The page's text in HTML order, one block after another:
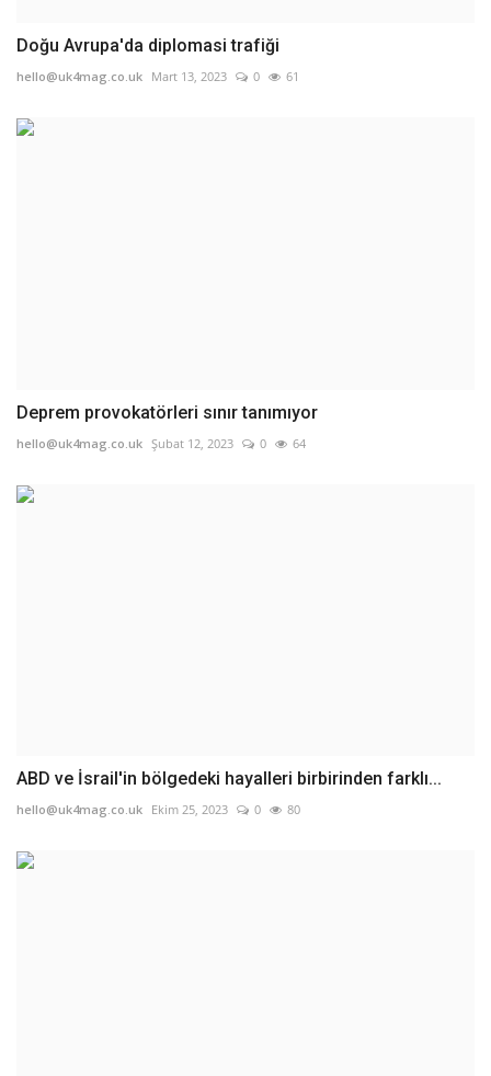
Doğu Avrupa'da diplomasi trafiği
hello@uk4mag.co.uk Mart 13, 2023 0 61
Deprem provokatörleri sınır tanımıyor
hello@uk4mag.co.uk Şubat 12, 2023 0 64
ABD ve İsrail'in bölgedeki hayalleri birbirinden farklı...
hello@uk4mag.co.uk Ekim 25, 2023 0 80